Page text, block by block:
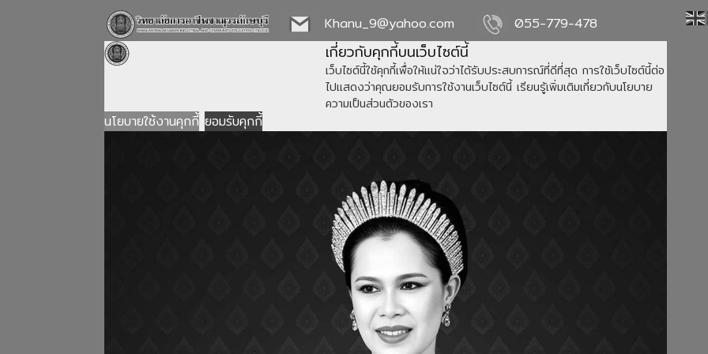
Khanu_9@yahoo.com 055-779-478
เกี่ยวกับคุกกี้บนเว็บไซต์นี้
เว็บไซต์นี้ใช้คุกกี้เพื่อให้แน่ใจว่าได้รับประสบการณ์ที่ดีที่สุด การใช้เว็บไซต์นี้ต่อ
ไปแสดงว่าคุณยอมรับการใช้งานเว็บไซต์นี้ เรียนรู้เพิ่มเติมเกี่ยวกับนโยบาย
ความเป็นส่วนตัวของเรา
นโยบายใช้งานคุกกี้ ยอมรับคุกกี้